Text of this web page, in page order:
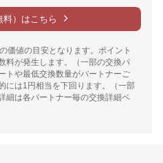
料）はこちら
価値の目安となります。ポイント
料が発生します。（一部の交換パ
トや最低交換数量がパートナーご
には1円相当を下回ります。（一部
細は各パートナー毎の交換詳細ペ